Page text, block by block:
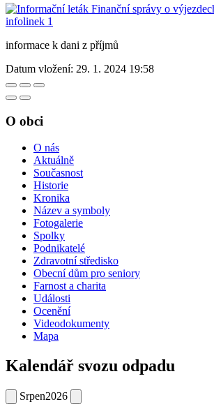
informace k dani z příjmů
Datum vložení: 29. 1. 2024 19:58
O obci
O nás
Aktuálně
Současnost
Historie
Kronika
Název a symboly
Fotogalerie
Spolky
Podnikatelé
Zdravotní středisko
Obecní dům pro seniory
Farnost a charita
Události
Ocenění
Videodokumenty
Mapa
Kalendář svozu odpadu
Srpen2026